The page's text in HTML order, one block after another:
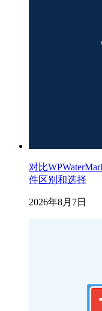
对比
件区别和选择
2026年8月7日